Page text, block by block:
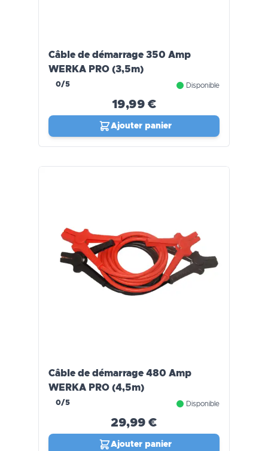
Câble de démarrage 350 Amp
WERKA PRO (3,5m)
0/5 Disponible
19,99 €
Ajouter panier
Câble de démarrage 480 Amp
WERKA PRO (4,5m)
0/5 Disponible
29,99 €
Ajouter panier